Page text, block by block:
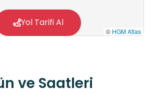
© HGM Atlas
Yol Tarifi Al
ve Saatleri